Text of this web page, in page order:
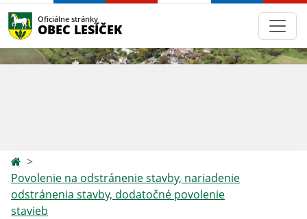
Oficiálne stránky
OBEC LESÍČEK
Povolenie na odstránenie stavby, nariadenie
odstránenia stavby, dodatočné povolenie
stavieb